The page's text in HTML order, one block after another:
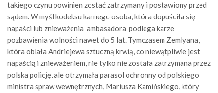
takiego czynu powinien zostać zatrzymany i postawiony przed
sądem. W myśl kodeksu karnego osoba, która dopuściła się
napaści lub znieważenia ambasadora, podlega karze
pozbawienia wolności nawet do 5 lat. Tymczasem Zemlyana,
która oblała Andriejewa sztuczną krwią, co niewątpliwie jest
napaścią i znieważeniem, nie tylko nie została zatrzymana przez
polska policję, ale otrzymała parasol ochronny od polskiego
ministra spraw wewnętrznych, Mariusza Kamińskiego, który